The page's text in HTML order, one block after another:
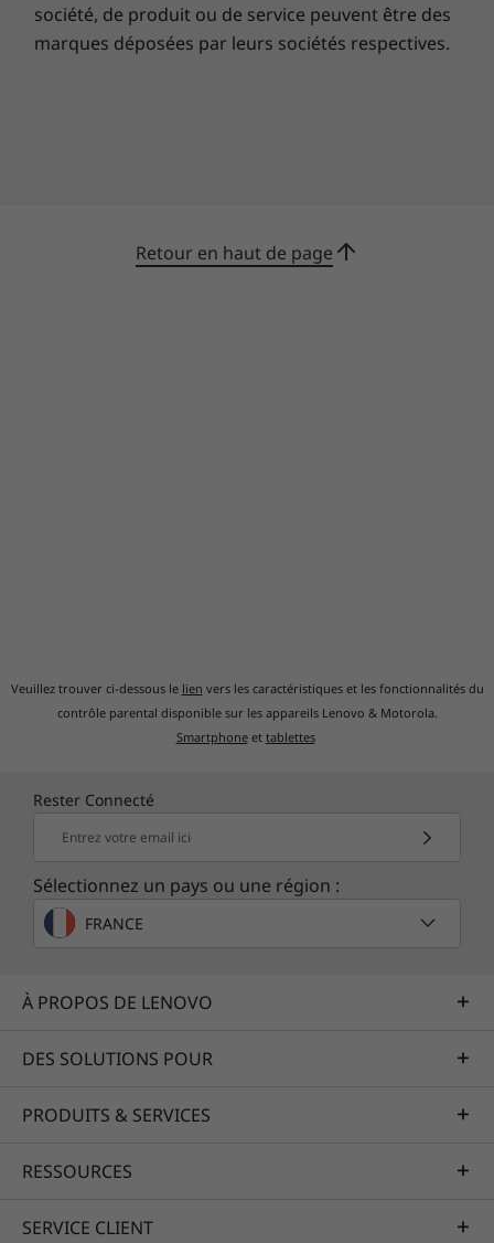
société, de produit ou de service peuvent être des
marques déposées par leurs sociétés respectives.
Retour en haut de page
Veuillez trouver ci-dessous le lien vers les caractéristiques et les fonctionnalités du
contrôle parental disponible sur les appareils Lenovo & Motorola.
Smartphoneet tablettes
Rester Connecté
Entrez votre email ici
Sélectionnez un pays ou une région :
FRANCE
À PROPOS DE LENOVO
DES SOLUTIONS POUR
PRODUITS & SERVICES
RESSOURCES
SERVICE CLIENT